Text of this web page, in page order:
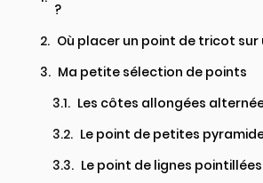
?
Où placer un point de tricot sur
Ma petite sélection de points​
Les côtes allongées
Le point de petites
Le point de lignes pointillées ​